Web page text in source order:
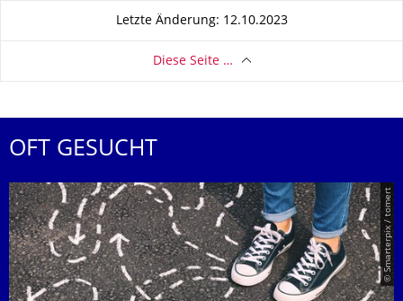
Letzte Änderung: 12.10.2023
Diese Seite …
OFT GESUCHT
© Smarterpix / tomert